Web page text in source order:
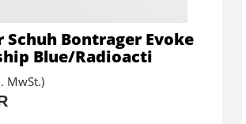
Schuh Bontrager Evoke
Blue/Radioacti
MwSt.)